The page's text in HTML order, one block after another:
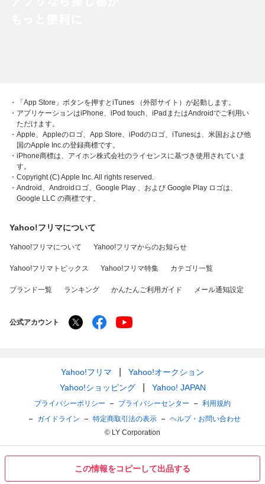
この情報をコピーして出品する
・「App Store」ボタンを押すとiTunes （外部サイト）が起動します。
・アプリケーションはiPhone、iPod touch、iPadまたはAndroidでご利用い
ただけます。
・Apple、Appleのロゴ、App Store、iPodのロゴ、iTunesは、米国および他
国のApple Inc.の登録商標です。
・iPhone商標は、アイホン株式会社のライセンスに基づき使用されていま
す。
・Copyright (C) Apple Inc. All rights reserved.
・Android、Androidロゴ、Google Play 、および Google Play ロゴは、
Google LLC の商標です。
Yahoo!フリマについて
Yahoo!フリマについて Yahoo!フリマからのお知らせ
Yahoo!フリマトピックス Yahoo!フリマ特集 カテゴリ一覧
ブランド一覧 ランキング かんたんご利用ガイド メール通知設定
公式アカウント
Yahoo!フリマ
Yahoo!オークション
Yahoo!ショッピング
Yahoo! JAPAN
プライバシーポリシー プライバシーセンター
利用規約
ガイドライン
特定商取引法の表示
ヘルプ・お問い合わせ
© LY Corporation